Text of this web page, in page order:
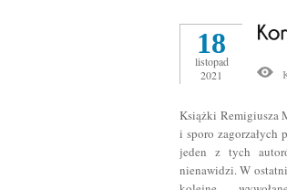
18
listopad
2021
Książki Remigiusza
i sporo zagorzałych
jeden z tych
nienawidzi. W